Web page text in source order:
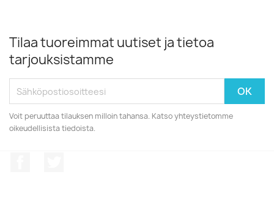
Tilaa tuoreimmat uutiset ja tietoa
tarjouksistamme
Voit peruuttaa tilauksen milloin tahansa. Katso yhteystietomme
oikeudellisista tiedoista.